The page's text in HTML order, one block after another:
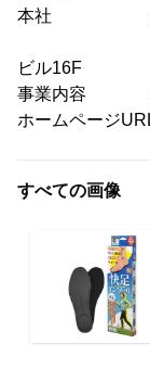
本社 ： 〒
東京都港
ビル16F
事業内容 ：
ホームページ
すべての画像